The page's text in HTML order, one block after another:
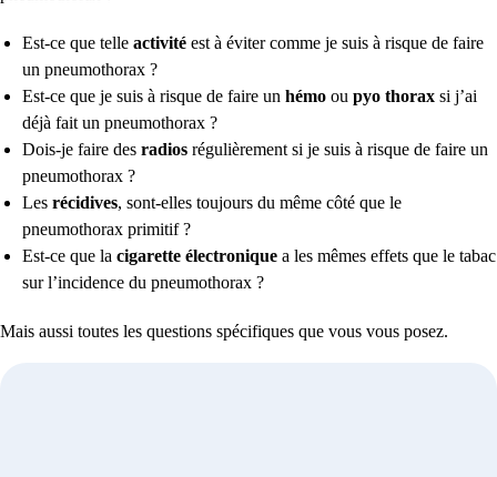
Est-ce que telle activité est à éviter comme je suis à risque de faire
un pneumothorax ?
Est-ce que je suis à risque de faire un hémo ou pyo thorax si j’ai
déjà fait un pneumothorax ?
Dois-je faire des radios régulièrement si je suis à risque de faire un
pneumothorax ?
Les récidives, sont-elles toujours du même côté que le
pneumothorax primitif ?
Est-ce que la cigarette électronique a les mêmes effets que le tabac
sur l’incidence du pneumothorax ?
Mais aussi toutes les questions spécifiques que vous vous posez.